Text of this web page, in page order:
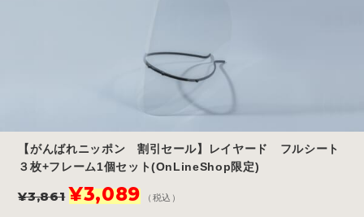
【がんばれニッポン 割引セール】レイヤード フルシート
３枚+フレーム1個セット(OnLineShop限定)
¥3,861
元
の
¥3,089現
在
（税込）